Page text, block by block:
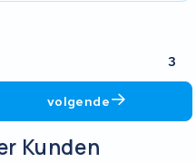
3
volgende
Kunden